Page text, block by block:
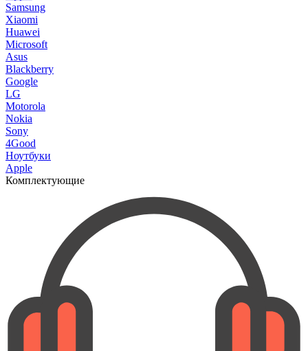
Samsung
Xiaomi
Huawei
Microsoft
Asus
Blackberry
Google
LG
Motorola
Nokia
Sony
4Good
Ноутбуки
Apple
Комплектующие